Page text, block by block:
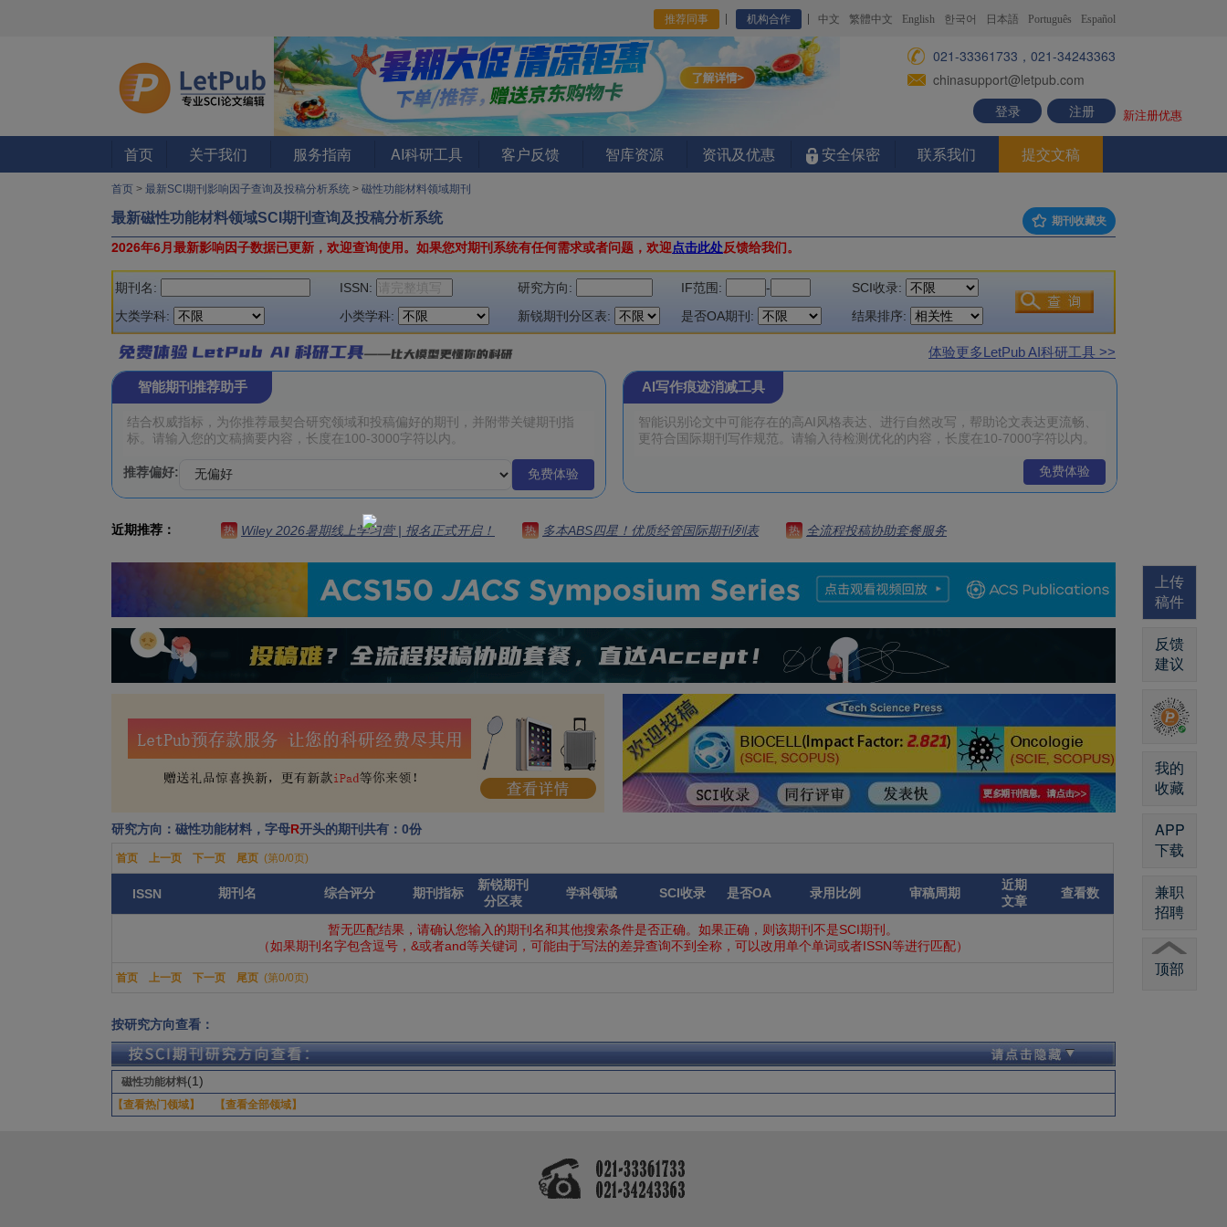
推荐同事 机构合作 中文 繁體中文 English 한국어 日本語 Português Español
021-33361733，021-34243363
chinasupport@letpub.com
登录
注册 新注册优惠
首页 关于我们 服务指南 AI科研工具 客户反馈 智库资源 资讯及优惠 安全保密 联系我们 提交文稿
首页 > 最新SCI期刊影响因子查询及投稿分析系统 > 磁性功能材料领域期刊
最新磁性功能材料领域SCI期刊查询及投稿分析系统 期刊收藏夹
2026年6月最新影响因子数据已更新，欢迎查询使用。 如果您对期刊系统有任何需求或者问题，欢迎点击此处反馈给我们。
期刊名: ISSN: 研究方向: IF范围: -
SCI收录:
大类学科:
小类学科: 新锐期刊分区表: 是否OA期刊: 结果排序:
体验更多LetPub AI科研工具 >>
智能期刊推荐助手
推荐偏好: 免费体验
AI写作痕迹消减工具
免费体验
近期推荐： 热 Wiley 2026暑期线上学习营 | 报名正式开启！ 热 多本ABS四星！优质经管国际期刊列表 热 全流程投稿协助套餐服务
研究方向：磁性功能材料，字母R开头的期刊共有：0份
首页 上一页 下一页 尾页 (第0/0页)
ISSN 期刊名 综合评分 期刊指标
新锐期刊
分区表
学科领域 SCI收录 是否OA 录用比例 审稿周期
近期
文章
查看数
暂无匹配结果，请确认您输入的期刊名和其他搜索条件是否正确。如果正确，则该期刊不是SCI期刊。
（如果期刊名字包含逗号，&或者and等关键词，可能由于写法的差异查询不到全称，可以改用单个单词或者ISSN等进行匹配）
首页 上一页 下一页 尾页 (第0/0页)
按研究方向查看：
磁性功能材料(1)
【查看热门领域】 【查看全部领域】
上传
稿件
反馈
建议
我的
收藏
APP
下载
兼职
招聘
顶部